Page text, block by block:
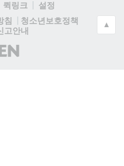
퀵링크
설정
침
청소년보호정책
고안내
)
▲